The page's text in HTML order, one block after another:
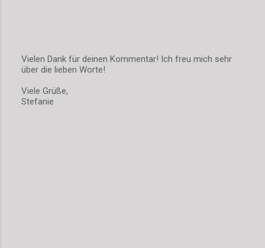
K
m
m
Vielen Dank für deinen Kommentar! Ich freu mich sehr
über die lieben Worte!
Viele Grüße,
Stefanie